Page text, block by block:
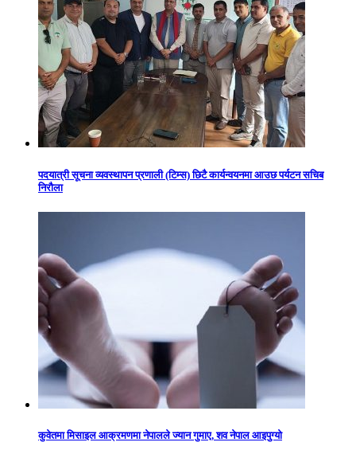
पदयात्री सूचना व्यवस्थापन प्रणाली (टिम्स) छिटै कार्यन्वयनमा आउछ पर्यटन सचिब
निरौला
कुवेतमा मिसाइल आक्रमणमा नेपालले ज्यान गुमाए, शव नेपाल आइपुग्यो